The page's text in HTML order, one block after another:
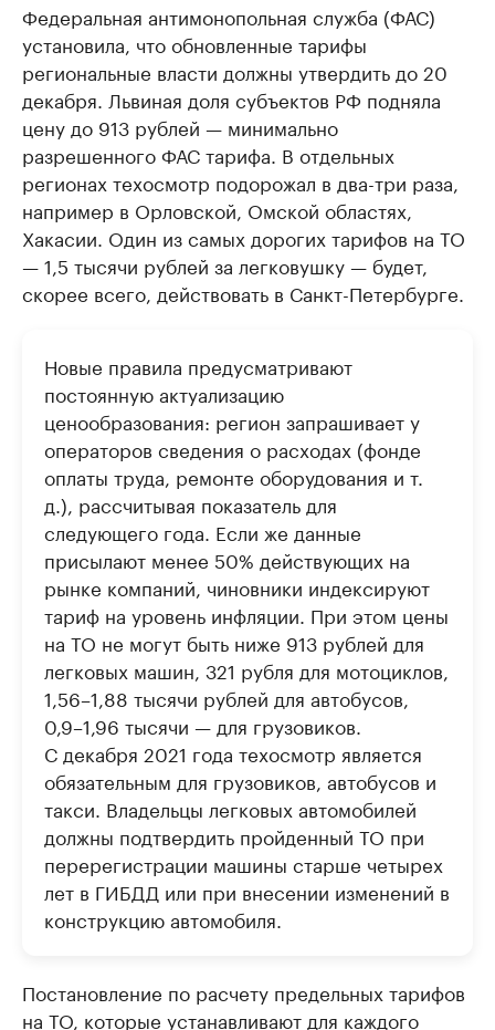
Федеральная антимонопольная служба (ФАС)
установила, что обновленные тарифы
региональные власти должны утвердить до 20
декабря. Львиная доля субъектов РФ подняла
цену до 913 рублей — минимально
разрешенного ФАС тарифа. В отдельных
регионах техосмотр подорожал в два-три раза,
например в Орловской, Омской областях,
Хакасии. Один из самых дорогих тарифов на ТО
— 1,5 тысячи рублей за легковушку — будет,
скорее всего, действовать в Санкт-Петербурге.
Новые правила предусматривают
постоянную актуализацию
ценообразования: регион запрашивает у
операторов сведения о расходах (фонде
оплаты труда, ремонте оборудования и т.
д.), рассчитывая показатель для
следующего года. Если же данные
присылают менее 50% действующих на
рынке компаний, чиновники индексируют
тариф на уровень инфляции. При этом цены
на ТО не могут быть ниже 913 рублей для
легковых машин, 321 рубля для мотоциклов,
1,56–1,88 тысячи рублей для автобусов,
0,9–1,96 тысячи — для грузовиков.
С декабря 2021 года техосмотр является
обязательным для грузовиков, автобусов и
такси. Владельцы легковых автомобилей
должны подтвердить пройденный ТО при
перерегистрации машины старше четырех
лет в ГИБДД или при внесении изменений в
конструкцию автомобиля.
Постановление по расчету предельных тарифов
на ТО, которые устанавливают для каждого